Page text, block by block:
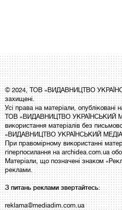
© 2024, ТОВ «ВИДАВНИЦТВО
захищені.
Усі права на матеріали,
ТОВ «ВИДАВНИЦТВО УКРАЇНСЬКИЙ
використання матеріалів без
«ВИДАВНИЦТВО УКРАЇНСЬКИЙ МЕДІА
При правомірному використанні
гіперпосилання на archidea.com.ua
Матеріали, що позначені знаком
реклами.
З питань реклами звертайтесь:
reklama@mediadim.com.ua